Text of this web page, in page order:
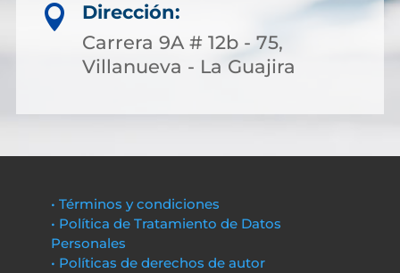

Dirección:
Carrera 9A # 12b - 75,
Villanueva - La Guajira
• Términos y condiciones
• Política de Tratamiento de Datos
Personales
• Políticas de derechos de autor